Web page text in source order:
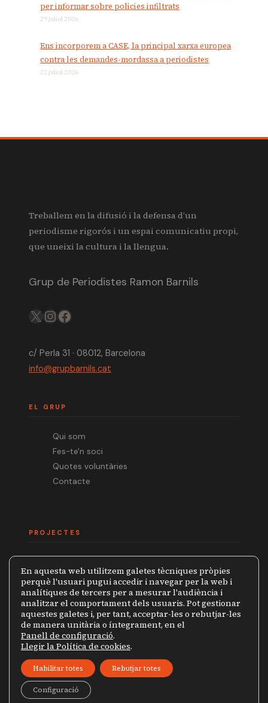
per informar sobre policies infiltrats
29 juliol 2026
Ens incorporem a CASE, la principal xarxa europea
contra les demandes-mordassa a periodistes
22 juliol 2026
Treballem en la difusió i la defensa d’un
periodisme rigorós i un espai comunicatiu propi,
que uneixi la cultura i la llengua.
Grup de Periodistes Ramon Barnils
X IGFB
c/ Perla 31 · 08012, Barcelona
info@grupbarnils.cat
EL GRUP
Qui som
Fes-te'n soci
Quotes voluntàries
Contacte
PROJECTES
Premi Ramon Barnils
Col·lecció Periodistes
Mapa de la Censura
© 2026 Grup de Periodistes Ramon Barnils
Política de privacitat
En aquesta web utilitzem galetes tècniques pròpies
perquè l'usuari pugui accedir i navegar per la web i
analítiques de tercers per a mesurar l'audiència i
analitzar el comportament dels usuaris. Pot gestionar
aquestes galetes i, per tant, acceptar-les o rebutjar-les
de manera unitària o íntegrament, en el
Panell de configuració.
Llegir la Política de cookies.
Habilitar totes Rebutjar totes
Configuració